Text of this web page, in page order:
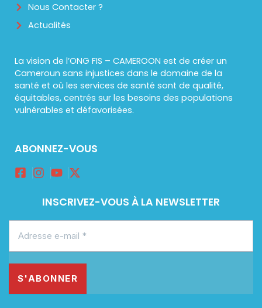
Nous Contacter ?
Actualités
La vision de l’ONG FIS – CAMEROON est de créer un
Cameroun sans injustices dans le domaine de la
santé et où les services de santé sont de qualité,
équitables, centrés sur les besoins des populations
vulnérables et défavorisées.
ABONNEZ-VOUS
INSCRIVEZ-VOUS À LA NEWSLETTER